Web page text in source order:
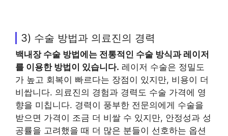
3) 수술 방법과 의료진의 경력
백내장 수술 방법에는 전통적인 수술 방식과 레이저
를 이용한 방법이 있습니다. 레이저 수술은 정밀도
가 높고 회복이 빠르다는 장점이 있지만, 비용이 더
비쌉니다. 의료진의 경험과 경력도 수술 가격에 영
향을 미칩니다. 경력이 풍부한 전문의에게 수술을
받으면 가격이 조금 더 비쌀 수 있지만, 안정성과 성
공률을 고려했을 때 더 많은 분들이 선호하는 옵션